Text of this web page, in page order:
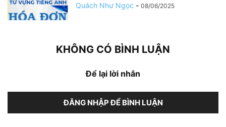
Quách Như Ngọc - 08/06/2025
KHÔNG CÓ BÌNH LUẬN
Để lại lời nhắn
ĐĂNG NHẬP ĐỂ BÌNH LUẬN